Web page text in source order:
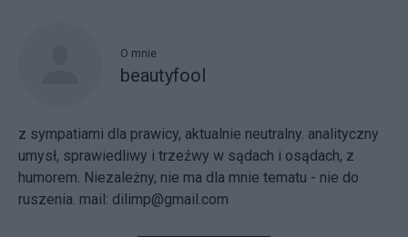
O mnie
beautyfool
z sympatiami dla prawicy, aktualnie neutralny. analityczny
umysł, sprawiedliwy i trzeźwy w sądach i osądach, z
humorem. Niezależny, nie ma dla mnie tematu - nie do
ruszenia. mail: dilimp@gmail.com